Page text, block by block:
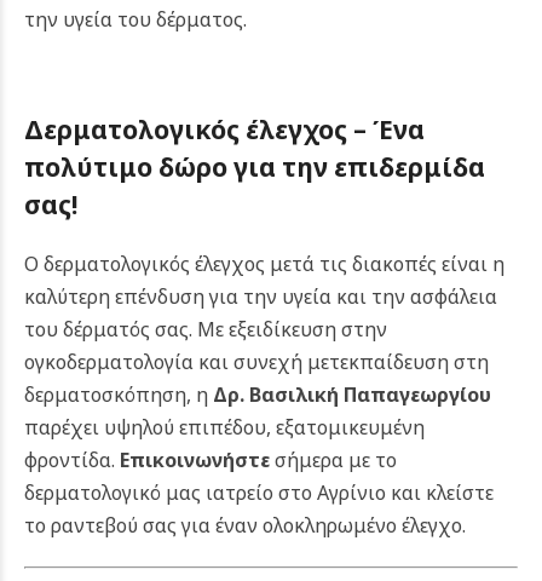
την υγεία του δέρματος.
Δερματολογικός έλεγχος – Ένα
πολύτιμο δώρο για την επιδερμίδα
σας!
Ο δερματολογικός έλεγχος μετά τις διακοπές είναι η
καλύτερη επένδυση για την υγεία και την ασφάλεια
του δέρματός σας. Με εξειδίκευση στην
ογκοδερματολογία και συνεχή μετεκπαίδευση στη
δερματοσκόπηση, η Δρ. Βασιλική Παπαγεωργίου
παρέχει υψηλού επιπέδου, εξατομικευμένη
φροντίδα. Επικοινωνήστεσήμερα με το
δερματολογικό μας ιατρείο στο Αγρίνιο και κλείστε
το ραντεβού σας για έναν ολοκληρωμένο έλεγχο.